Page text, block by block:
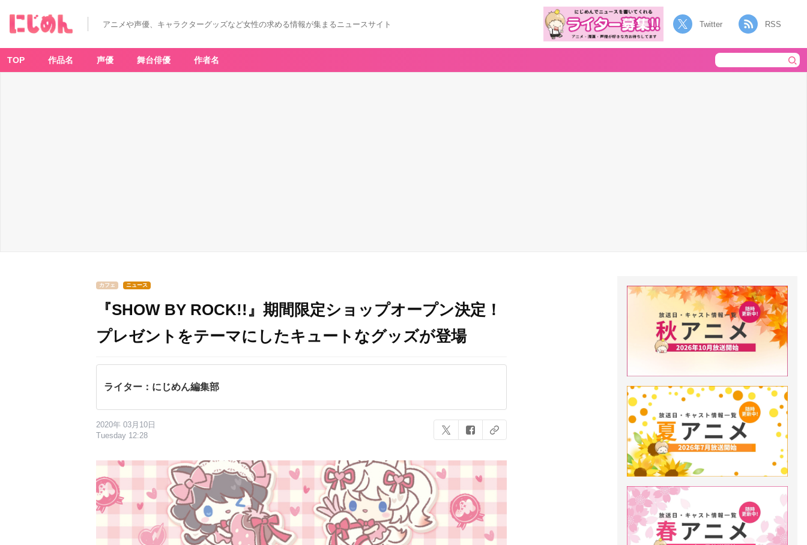
アニメや声優、キャラクターグッズなど女性の求める情報が集まるニュースサイト Twitter RSS
TOP 作品名 声優 舞台俳優 作者名
カフェ ニュース
『SHOW BY ROCK!!』期間限定ショップオープン決定！
プレゼントをテーマにしたキュートなグッズが登場
ライター：にじめん編集部
2020年 03月10日
Tuesday 12:28